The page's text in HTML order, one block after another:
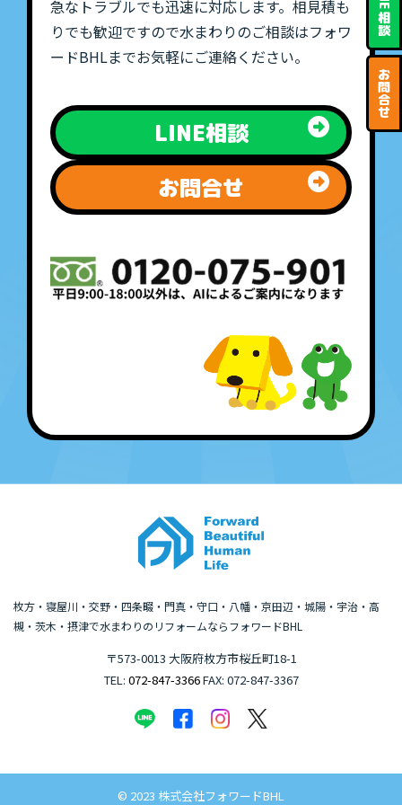
相
談
お
問
合
せ
急なトラブルでも迅速に対応します。相見積も
りでも歓迎ですので水まわりのご相談はフォワ
ードBHLまでお気軽にご連絡ください。
LINE相談
お問合せ
枚方・寝屋川・交野・四条畷・門真・守口・八幡・京田辺・城陽・宇治・高
槻・茨木・摂津で水まわりのリフォームならフォワードBHL
〒573-0013 大阪府枚方市桜丘町18-1
TEL: 072-847-3366FAX: 072-847-3367
© 2023 株式会社フォワードBHL